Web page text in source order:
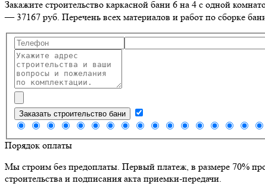
Закажите строительство каркасной бани 6 на 4 с одной
— 37167 руб. Перечень всех материалов и работ по сборке
Заказать строительство бани
Порядок оплаты
Мы строим без предоплаты. Первый платеж, в размере 70%
строительства и подписания акта приемки-передачи.